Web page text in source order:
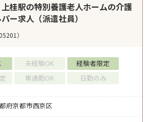
桂駅の特別養護老人ホームの介護
ー求人（派遣社員）
）
未経験OK
経験者限定
車通勤OK 日勤のみ
府京都市西京区